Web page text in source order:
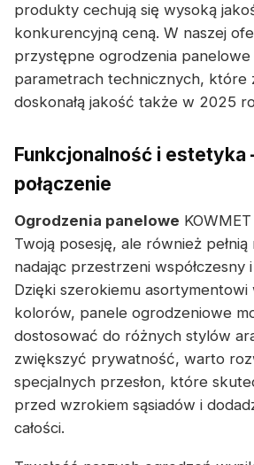
produkty cechują się wysoką
konkurencyjną ceną. W naszej
przystępne ogrodzenia
parametrach technicznych, które
doskonałą jakość także w 2025
Funkcjonalność i estetyka
połączenie
Ogrodzenia panelowe
Twoją posesję, ale również
nadając przestrzeni współczesny
Dzięki szerokiemu
kolorów, panele ogrodzeniowe
dostosować do różnych stylów
zwiększyć prywatność, warto
specjalnych przesłon, które
przed wzrokiem sąsiadów i
całości.